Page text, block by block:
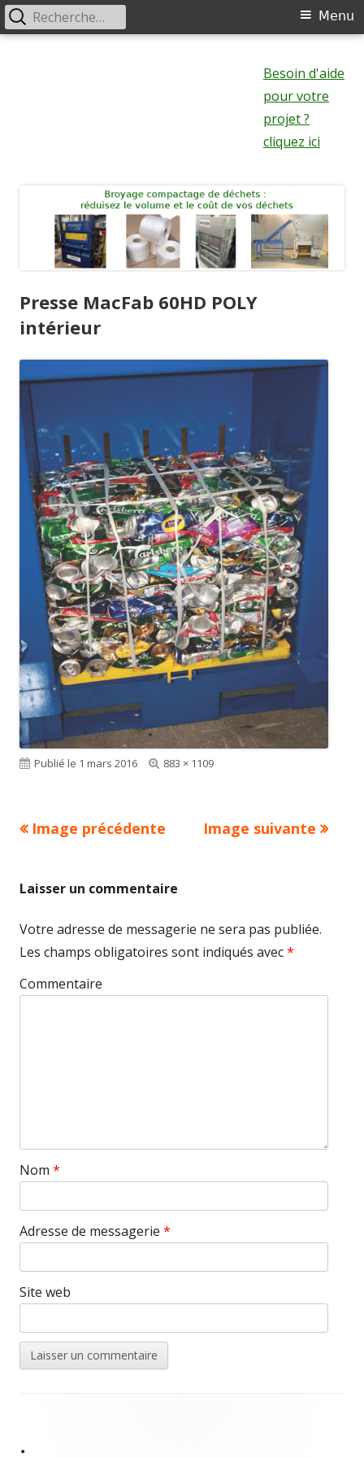
Besoin d'aide
pour votre
projet ?
cliquez ici
Menu
Menu
Rechercher :
Presse MacFab 60HD POLY
intérieur
Publié le 1 mars 2016
Taille
883 × 1109
Image précédente Image suivante
Laisser un commentaire
Votre adresse de messagerie ne sera pas publiée.
Les champs obligatoires sont indiqués avec*
Commentaire
Nom *
Adresse de messagerie *
Site web
•